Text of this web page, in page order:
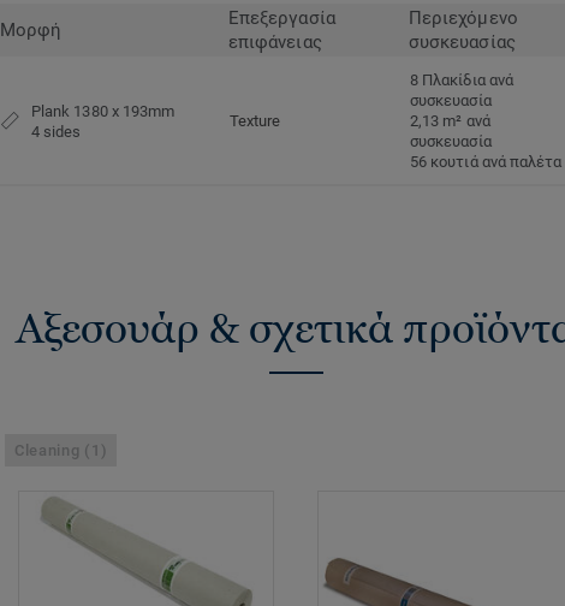
Μορφή
Επεξεργασία
επιφάνειας
Περιεχόμενο
συσκευασίας
Plank 1380 x 193mm
4 sides
Texture
8 Πλακίδια ανά
συσκευασία
2,13 m² ανά
συσκευασία
56 κουτιά ανά παλέτα
Αξεσουάρ & σχετικά
Cleaning (1)